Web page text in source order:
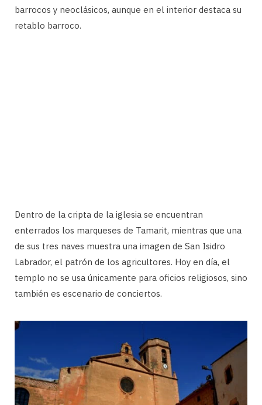
barrocos y neoclásicos, aunque en el interior destaca su
retablo barroco.
Dentro de la cripta de la iglesia se encuentran
enterrados los marqueses de Tamarit, mientras que una
de sus tres naves muestra una imagen de San Isidro
Labrador, el patrón de los agricultores. Hoy en día, el
templo no se usa únicamente para oficios religiosos, sino
también es escenario de conciertos.